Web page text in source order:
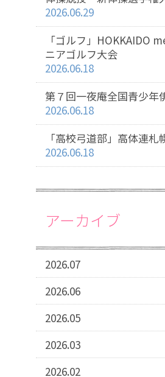
2026.06.29
「ゴルフ」HOKKAIDO
ニアゴルフ大会
2026.06.18
第７回一夜庵全国青少年
2026.06.18
「高校弓道部」高体連札
2026.06.18
アーカイブ
2026.07
2026.06
2026.05
2026.03
2026.02